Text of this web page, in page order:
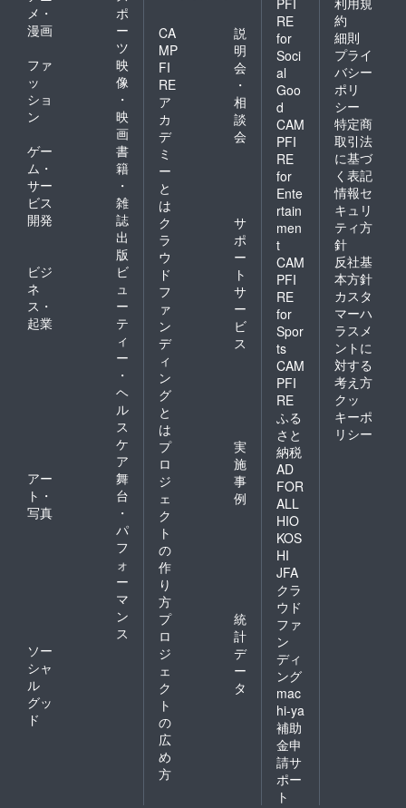
メ・
漫画
ポ
ー
ツ
ファ
ッ
ショ
ン
映
像
・
映
画
ゲー
ム・
サー
ビス
開発
書
籍
・
雑
誌
出
版
ビジ
ネ
ス・
起業
ビ
ュ
ー
テ
ィ
ー
・
ヘ
ル
ス
ケ
ア
アー
ト・
写真
舞
台
・
パ
フ
ォ
ー
マ
ン
ス
ソー
シャ
ル
グッ
ド
CA
MP
FI
RE
ア
カ
デ
ミ
ー
と
は
説
明
会
・
相
談
会
ク
ラ
ウ
ド
フ
ァ
ン
デ
ィ
ン
グ
と
は
サ
ポ
ー
ト
サ
ー
ビ
ス
プ
ロ
ジ
ェ
ク
ト
の
作
り
方
実
施
事
例
プ
ロ
ジ
ェ
ク
ト
の
広
め
方
統
計
デ
ー
タ
PFI
RE
for
Soci
al
Goo
d
CAM
PFI
RE
for
Ente
rtain
men
t
CAM
PFI
RE
for
Spor
ts
CAM
PFI
RE
ふる
さと
納税
AD
FOR
ALL
HIO
KOS
HI
JFA
クラ
ウド
ファ
ン
ディ
ング
mac
hi-ya
補助
金申
請サ
ポー
ト
約
細則
プライ
バシー
ポリ
シー
特定商
取引法
に基づ
く表記
情報セ
キュリ
ティ方
針
反社基
本方針
カスタ
マーハ
ラスメ
ントに
対する
考え方
クッ
キーポ
リシー